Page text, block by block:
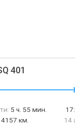
401
5 ч. 55 мин.
4157 км.
14